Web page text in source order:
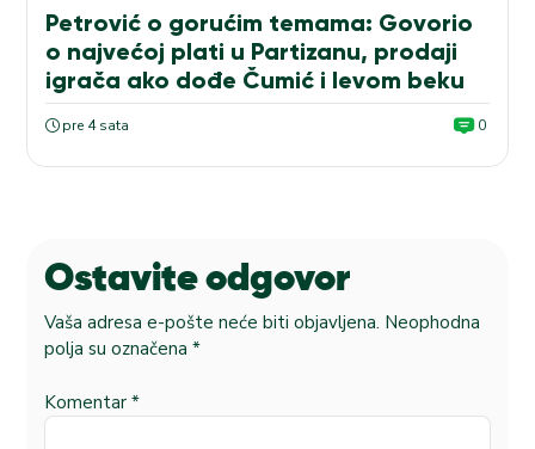
Petrović o gorućim temama: Govorio
o najvećoj plati u Partizanu, prodaji
igrača ako dođe Čumić i levom beku
pre 4 sata 0
Ostavite odgovor
Vaša adresa e-pošte neće biti objavljena. Neophodna
polja su označena *
Komentar *